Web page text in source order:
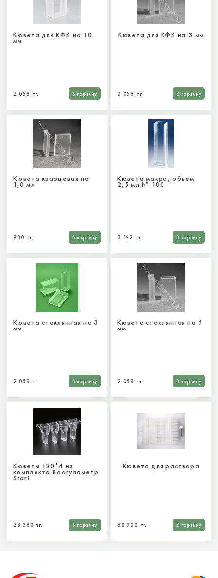
Кювета для КФК на 10
мм
2 058 тг. В корзину
Кювета для КФК на 3 мм
2 058 тг. В корзину
Кювета кварцевая на
1,0 мл
980 тг. В корзину
Кювета макро, объем
2,5 мл № 100
3 192 тг. В корзину
Кювета стеклянная на 3
мм
2 058 тг. В корзину
Кювета стеклянная на 5
мм
2 058 тг. В корзину
Кюветы 150*4 из
комплекта Коагулометр
Start
23 380 тг. В корзину
Кювета для раствора
60 900 тг. В корзину